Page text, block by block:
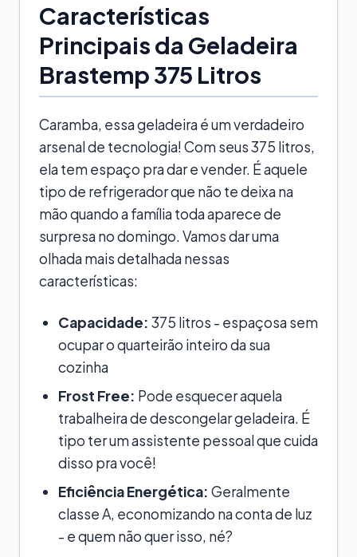
Características
Principais da Geladeira
Brastemp 375 Litros
Caramba, essa geladeira é um verdadeiro
arsenal de tecnologia! Com seus 375 litros,
ela tem espaço pra dar e vender. É aquele
tipo de refrigerador que não te deixa na
mão quando a família toda aparece de
surpresa no domingo. Vamos dar uma
olhada mais detalhada nessas
características:
Capacidade: 375 litros - espaçosa sem
ocupar o quarteirão inteiro da sua
cozinha
Frost Free: Pode esquecer aquela
trabalheira de descongelar geladeira. É
tipo ter um assistente pessoal que cuida
disso pra você!
Eficiência Energética: Geralmente
classe A, economizando na conta de luz
- e quem não quer isso, né?